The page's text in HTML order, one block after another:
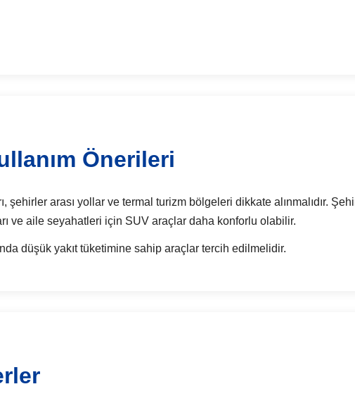
Önerileri
arası yollar ve termal turizm bölgeleri dikkate alınmalıdır.
ve aile seyahatleri için SUV araçlar daha konforlu olabilir.
düşük yakıt tüketimine sahip araçlar tercih edilmelidir.